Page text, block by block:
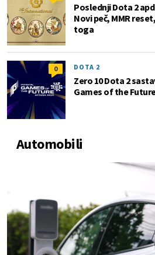
Poslednji Dota 2
Novi peč, MMR
toga
0 DOTA 2
Zero 10 Dota 2
Games of the
Automobili